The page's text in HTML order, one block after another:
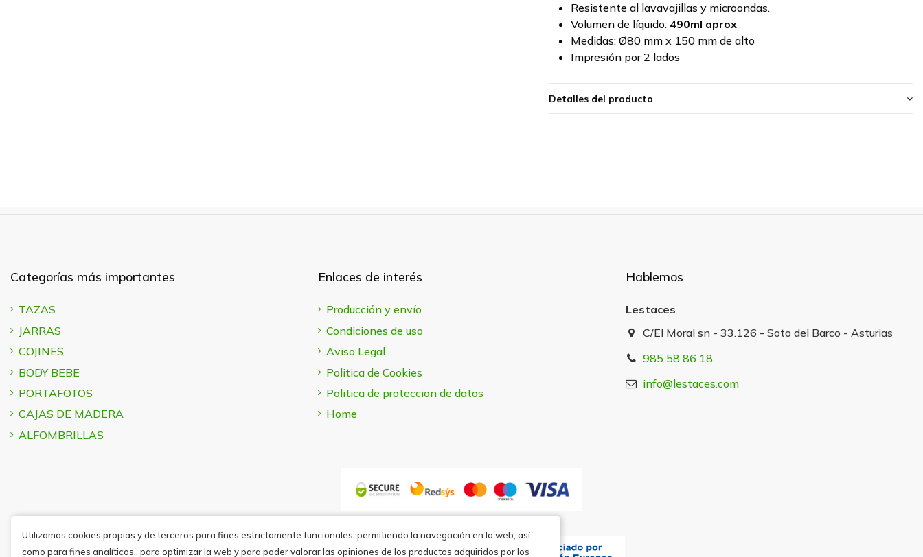
Resistente al lavavajillas y microondas.
Volumen de líquido: 490ml aprox
Medidas: Ø80 mm x 150 mm de alto
Impresión por 2 lados
Detalles del producto
Categorías más importantes
TAZAS
JARRAS
COJINES
BODY BEBE
PORTAFOTOS
CAJAS DE MADERA
ALFOMBRILLAS
Enlaces de interés
Producción y envío
Condiciones de uso
Aviso Legal
Politica de Cookies
Politica de proteccion de datos
Home
Hablemos
Lestaces
C/El Moral sn - 33.126 - Soto del Barco - Asturias
985 58 86 18
info@lestaces.com
Utilizamos cookies propias y de terceros para fines estrictamente funcionales, permitiendo la navegación en la web, así
como para fines analíticos,, para optimizar la web y para poder valorar las opiniones de los productos adquiridos por los